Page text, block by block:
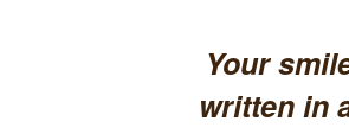
Your
written in